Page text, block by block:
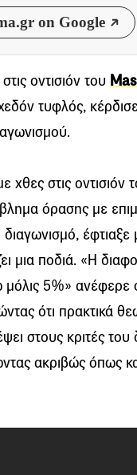
on Google
οντισιόν του
τυφλός,
χθες στις
όρασης με
μια ποδιά. «Η
μόλις 5%»
ότι πρακτικά
στους κριτές του
ακριβώς όπως